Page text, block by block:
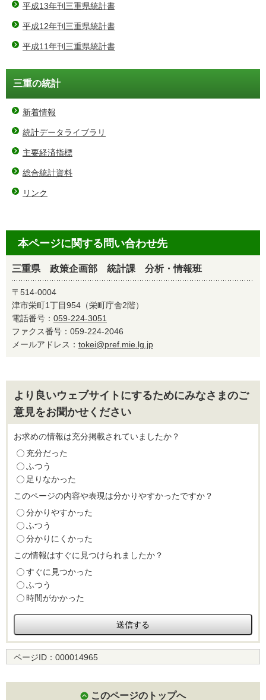
平成13年刊三重県統計書
平成12年刊三重県統計書
平成11年刊三重県統計書
三重の統計
新着情報
統計データライブラリ
主要経済指標
総合統計資料
リンク
本ページに関する問い合わせ先
三重県 政策企画部 統計課 分析・情報班
〒514-0004
津市栄町1丁目954（栄町庁舎2階）
電話番号： 059-224-3051
ファクス番号：059-224-2046
メールアドレス： tokei@pref.mie.lg.jp
より良いウェブサイトにするためにみなさまのご
意見をお聞かせください
お求めの情報は充分掲載されていましたか？
充分だった
ふつう
足りなかった
このページの内容や表現は分かりやすかったですか？
分かりやすかった
ふつう
分かりにくかった
この情報はすぐに見つけられましたか？
すぐに見つかった
ふつう
時間がかかった
ページID： 000014965
このページのトップへ